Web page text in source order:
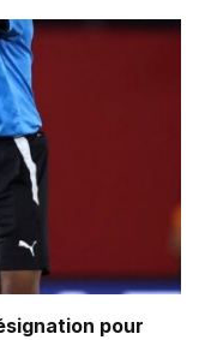
pour